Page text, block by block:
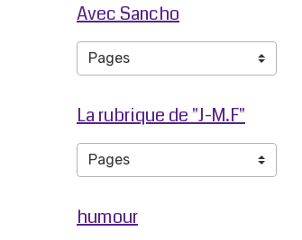
Avec Sancho
La rubrique de "J-M.F"
humour